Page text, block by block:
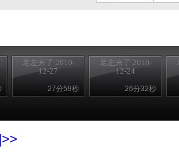
老左来了 2010-
12-27
27分59秒
老左来了 2010-
12-24
26分32秒